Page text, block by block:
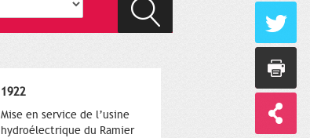
1922
Mise en service de l’usine
hydroélectrique du Ramier